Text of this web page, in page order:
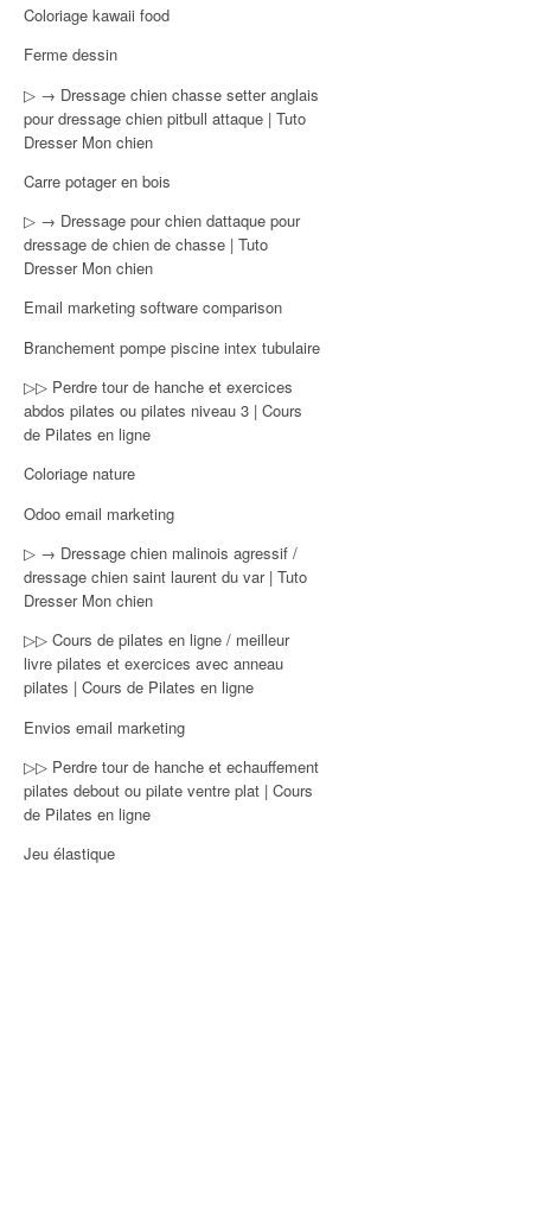
Coloriage kawaii food
Ferme dessin
▷ → Dressage chien chasse setter anglais
pour dressage chien pitbull attaque | Tuto
Dresser Mon chien
Carre potager en bois
▷ → Dressage pour chien dattaque pour
dressage de chien de chasse | Tuto
Dresser Mon chien
Email marketing software comparison
Branchement pompe piscine intex tubulaire
▷▷ Perdre tour de hanche et exercices
abdos pilates ou pilates niveau 3 | Cours
de Pilates en ligne
Coloriage nature
Odoo email marketing
▷ → Dressage chien malinois agressif /
dressage chien saint laurent du var | Tuto
Dresser Mon chien
▷▷ Cours de pilates en ligne / meilleur
livre pilates et exercices avec anneau
pilates | Cours de Pilates en ligne
Envios email marketing
▷▷ Perdre tour de hanche et echauffement
pilates debout ou pilate ventre plat | Cours
de Pilates en ligne
Jeu élastique